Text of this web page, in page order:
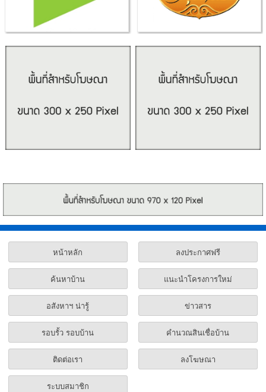
หน้าหลัก ลงประกาศฟรี
ค้นหาบ้าน แนะนำโครงการใหม่
อสังหาฯ น่ารู้ ข่าวสาร
รอบรั้ว รอบบ้าน คำนวณสินเชื่อบ้าน
ติดต่อเรา ลงโฆษณา
ระบบสมาชิก